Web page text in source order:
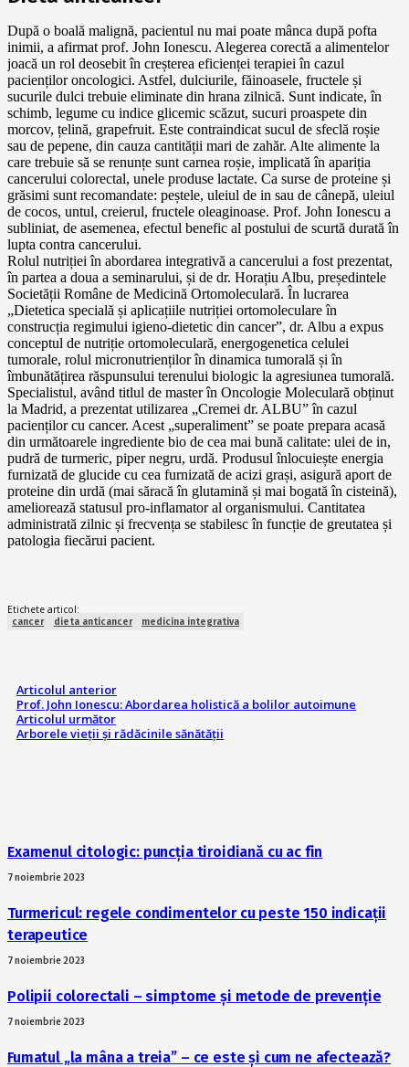
După o boală malignă, pacientul nu mai poate mânca după pofta
inimii, a afirmat prof. John Ionescu. Alegerea corectă a alimentelor
joacă un rol deosebit în creșterea eficienței terapiei în cazul
pacienților oncologici. Astfel, dulciurile, făinoasele, fructele și
sucurile dulci trebuie eliminate din hrana zilnică. Sunt indicate, în
schimb, legume cu indice glicemic scăzut, sucuri proaspete din
morcov, țelină, grapefruit. Este contraindicat sucul de sfeclă roșie
sau de pepene, din cauza cantității mari de zahăr. Alte alimente la
care trebuie să se renunțe sunt carnea roșie, implicată în apariția
cancerului colorectal, unele produse lactate. Ca surse de proteine și
grăsimi sunt recomandate: peștele, uleiul de in sau de cânepă, uleiul
de cocos, untul, creierul, fructele oleaginoase. Prof. John Ionescu a
subliniat, de asemenea, efectul benefic al postului de scurtă durată în
lupta contra cancerului.
Rolul nutriției în abordarea integrativă a cancerului a fost prezentat,
în partea a doua a seminarului, și de dr. Horațiu Albu, președintele
Societății Române de Medicină Ortomoleculară. În lucrarea
„Dietetica specială și aplicațiile nutriției ortomoleculare în
construcția regimului igieno-dietetic din cancer”, dr. Albu a expus
conceptul de nutriție ortomoleculară, energogenetica celulei
tumorale, rolul micronutrienților în dinamica tumorală și în
îmbunătățirea răspunsului terenului biologic la agresiunea tumorală.
Specialistul, având titlul de master în Oncologie Moleculară obținut
la Madrid, a prezentat utilizarea „Cremei dr. ALBU” în cazul
pacienților cu cancer. Acest „superaliment” se poate prepara acasă
din următoarele ingrediente bio de cea mai bună calitate: ulei de in,
pudră de turmeric, piper negru, urdă. Produsul înlocuiește energia
furnizată de glucide cu cea furnizată de acizi grași, asigură aport de
proteine din urdă (mai săracă în glutamină și mai bogată în cisteină),
ameliorează statusul pro-inflamator al organismului. Cantitatea
administrată zilnic și frecvența se stabilesc în funcție de greutatea și
patologia fiecărui pacient.
Etichete articol:
cancer dieta anticancer medicina integrativa
Articolul anterior
Prof. John Ionescu: Abordarea holistică a bolilor autoimune
Articolul următor
Arborele vieții și rădăcinile sănătății
Examenul citologic: puncția tiroidiană cu ac fin
7 noiembrie 2023
Turmericul: regele condimentelor cu peste 150 indicații
terapeutice
7 noiembrie 2023
Polipii colorectali – simptome și metode de prevenție
7 noiembrie 2023
Fumatul „la mâna a treia” – ce este și cum ne afectează?